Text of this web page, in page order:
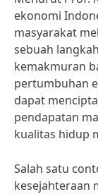
ekonomi
masyarakat
sebuah
kemakmuran
pertumbuhan
dapat
pendapatan
kualitas hidup
Salah satu
kesejahteraan